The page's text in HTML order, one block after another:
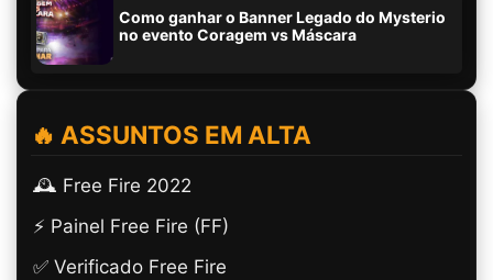
Como ganhar o Banner Legado do Mysterio
no evento Coragem vs Máscara
🔥 ASSUNTOS EM ALTA
🕰️ Free Fire 2022
⚡ Painel Free Fire (FF)
✅ Verificado Free Fire